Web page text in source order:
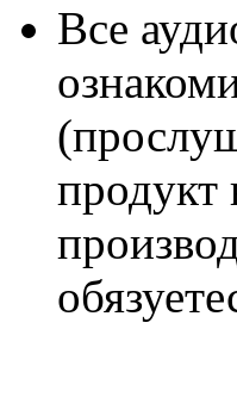
Все
продукт